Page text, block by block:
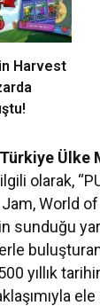
Harvest
Ülke
olarak,
World
yıllık